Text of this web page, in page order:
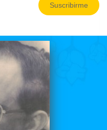
Suscribirme